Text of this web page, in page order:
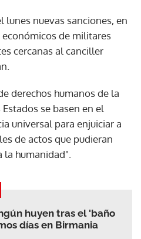
lunes nuevas sanciones, en
de militares
cercanas al canciller
derechos humanos de la
se basen en el
universal para enjuiciar a
de actos que pudieran
humanidad".
huyen tras el 'baño
días en Birmania